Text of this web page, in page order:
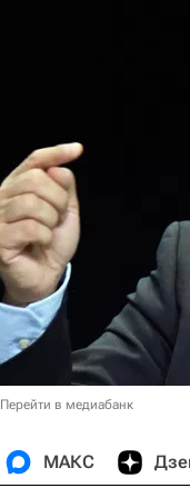
Перейти в медиабанк
МАКС